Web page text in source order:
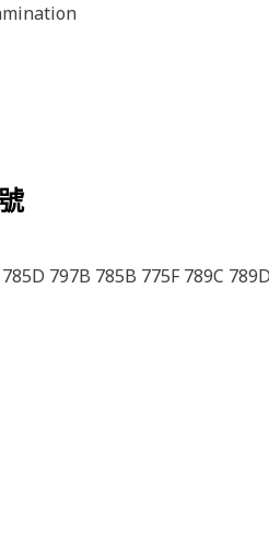
797B 785B 775F 789C